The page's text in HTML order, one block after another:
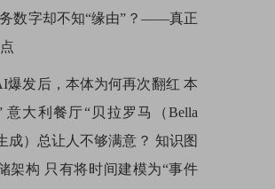
务数字却不知“缘由”？——真正
发后，本体为何再次翻红 本
大利餐厅“贝拉罗马（Bella
成）总让人不够满意？ 知识图
架构 只有将时间建模为“事件